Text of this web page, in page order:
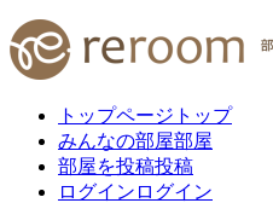
トップページ トップ
みんなの部屋部屋
部屋を投稿投稿
ログイン ログイン